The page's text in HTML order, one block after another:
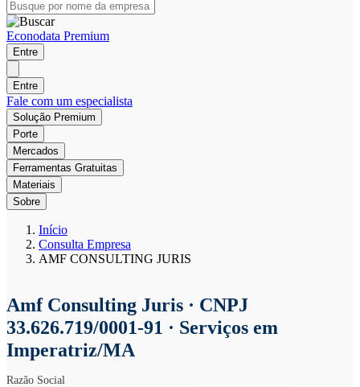
Econodata Premium
Entre
Entre
Fale com um especialista
Solução Premium
Porte
Mercados
Ferramentas Gratuitas
Materiais
Sobre
Início
Consulta Empresa
AMF CONSULTING JURIS
Amf Consulting Juris · CNPJ
33.626.719/0001-91 · Serviços em
Imperatriz/MA
Razão Social